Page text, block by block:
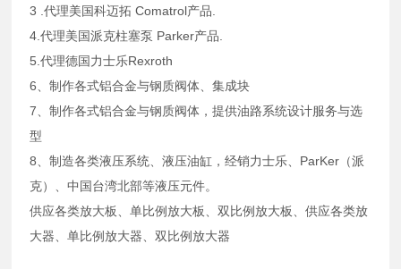
3 .代理美国科迈拓 Comatrol产品.
4.代理美国派克柱塞泵 Parker产品.
5.代理德国力士乐Rexroth
6、制作各式铝合金与钢质阀体、集成块
7、制作各式铝合金与钢质阀体，提供油路系统设计服务与选
型
8、制造各类液压系统、液压油缸，经销力士乐、ParKer（派
克）、中国台湾北部等液压元件。
供应各类放大板、单比例放大板、双比例放大板、供应各类放
大器、单比例放大器、双比例放大器